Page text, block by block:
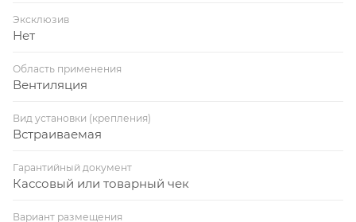
Эксклюзив
Нет
Область применения
Вентиляция
Вид установки (крепления)
Встраиваемая
Гарантийный документ
Кассовый или товарный чек
Вариант размещения